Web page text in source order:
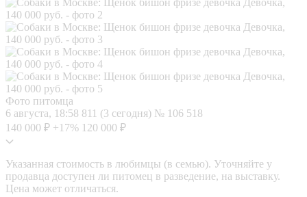
Фото питомца
6 августа, 18:58 811 (3 сегодня) № 106 518
140 000 ₽ +17% 120 000 ₽
Указанная стоимость в любимцы (в семью). Уточняйте у
продавца доступен ли питомец в разведение, на выставку.
Цена может отличаться.